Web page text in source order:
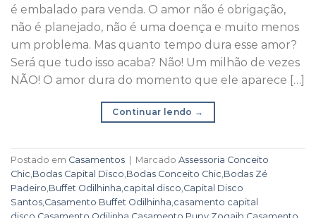
é embalado para venda. O amor não é obrigação,
não é planejado, não é uma doença e muito menos
um problema. Mas quanto tempo dura esse amor?
Será que tudo isso acaba? Não! Um milhão de vezes
NÃO! O amor dura do momento que ele aparece […]
Continuar lendo →
Postado em Casamentos Marcado Assessoria Conceito
Chic,Bodas Capital Disco,Bodas Conceito Chic,Bodas Zé
Padeiro,Buffet Odilhinha,capital disco,Capital Disco
Santos,Casamento Buffet Odilhinha,casamento capital